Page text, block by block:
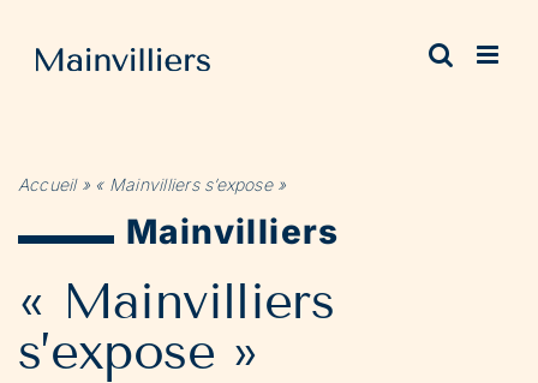
contenu
Accueil» « Mainvilliers s’expose »
Mainvilliers
« Mainvilliers
s’expose »